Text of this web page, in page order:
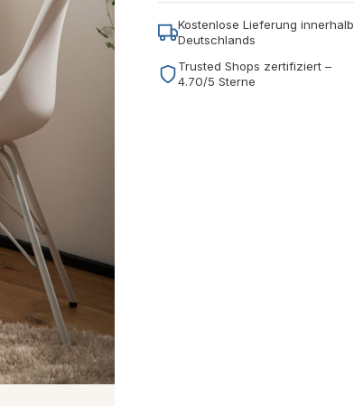
Kostenlose Lieferung innerhalb
Deutschlands
Trusted Shops zertifiziert –
4.70/5 Sterne